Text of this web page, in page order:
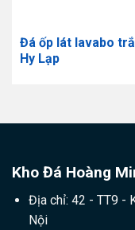
Đá ốp lát lavabo
Hy Lạp
Kho Đá Hoàng
Địa chỉ: 42 - TT9 -
Nội